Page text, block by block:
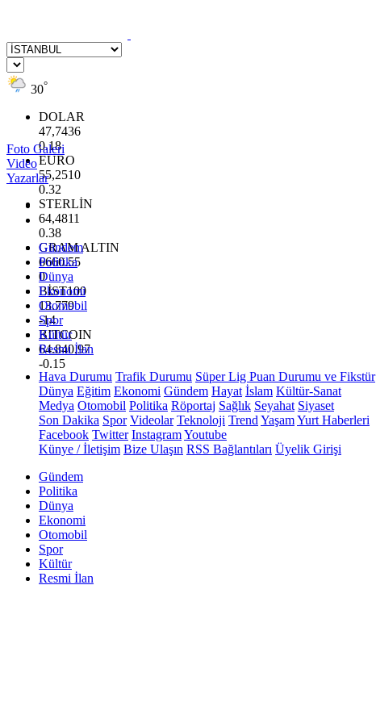
30°
DOLAR
47,7436
0.18
EURO
55,2510
0.32
STERLİN
64,4811
0.38
GRAM ALTIN
6660.55
0
BİST100
13.779
-14
BITCOIN
64.840,97
-0.15
Foto Galeri
Video
Yazarlar
Gündem
Politika
Dünya
Ekonomi
Otomobil
Spor
Kültür
Resmi İlan
Hava Durumu Trafik Durumu Süper Lig Puan Durumu ve Fikstür
Dünya Eğitim Ekonomi Gündem Hayat İslam Kültür-Sanat
Medya Otomobil Politika Röportaj Sağlık Seyahat Siyaset
Son Dakika Spor Videolar Teknoloji Trend YaşamYurt Haberleri
Facebook Twitter InstagramYoutube
Künye / İletişim Bize Ulaşın RSS Bağlantıları Üyelik Girişi
Gündem
Politika
Dünya
Ekonomi
Otomobil
Spor
Kültür
Resmi İlan